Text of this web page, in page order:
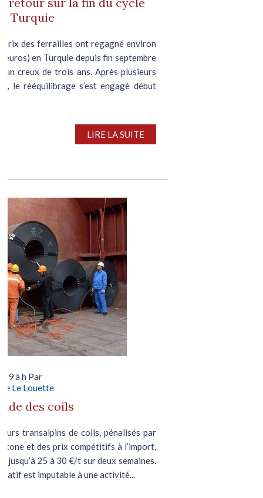
Turquie
prix des ferrailles ont regagné environ
euros) en Turquie depuis fin septembre
creux de trois ans. Après plusieurs
le rééquilibrage s’est engagé début
LIRE LA SUITE
à h Par
Le Louette
des coils
transalpins de coils, pénalisés par
atone et des prix compétitifs à l’import,
jusqu’à 25 à 30 €/t sur deux semaines.
est imputable à une activité...